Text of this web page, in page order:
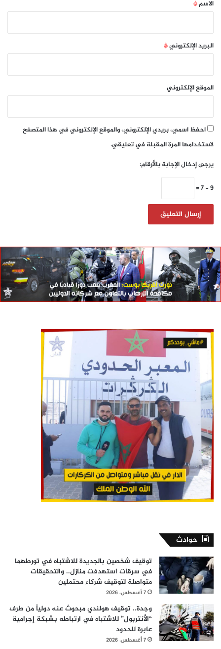
الاسم*
البريد الإلكتروني*
الموقع الإلكتروني
احفظ اسمي، بريدي الإلكتروني، والموقع الإلكتروني في هذا المتصفح
لاستخدامها المرة المقبلة في تعليقي.
يرجى إدخال الإجابة بالأرقام:
9 − 7 =
حوادث
توقيف شخصين بالجديدة للاشتباه في تورطهما
في سرقات استهدفت منازل.. والتحقيقات
متواصلة لتوقيف شركاء محتملين
7 أغسطس، 2026
وجدة.. توقيف هولندي مبحوث عنه دولياً من طرف
“الأنتربول” للاشتباه في ارتباطه بشبكة إجرامية
عابرة للحدود
7 أغسطس، 2026